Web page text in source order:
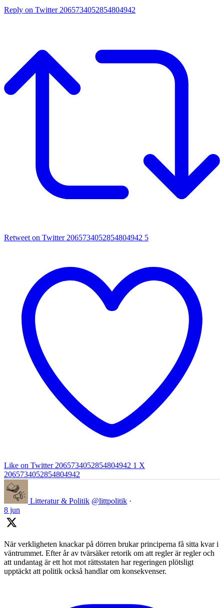
Reply on Twitter 2065734052854804942
Retweet on Twitter 2065734052854804942 5
Like on Twitter 2065734052854804942 1 X
2065734052854804942
Litteratur & Politik @littpolitik ·
8 jun
När verkligheten knackar på dörren brukar principerna få sitta kvar i
väntrummet. Efter år av tvärsäker retorik om att regler är regler och
att undantag är ett hot mot rättsstaten har regeringen plötsligt
upptäckt att politik också handlar om konsekvenser.